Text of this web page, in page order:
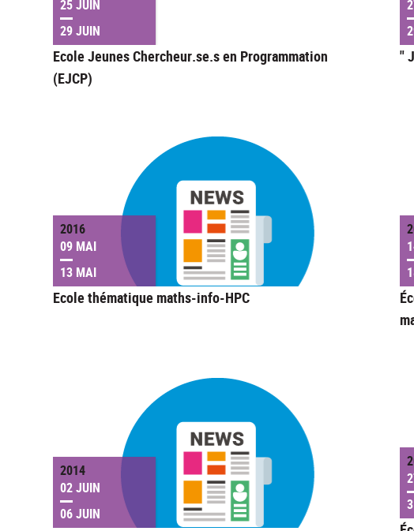
25 JUIN
29 JUIN
Ecole Jeunes Chercheur.se.s en Programmation
(EJCP)
"
2016
09 MAI
13 MAI
Ecole thématique maths-info-HPC
2014
02 JUIN
06 JUIN